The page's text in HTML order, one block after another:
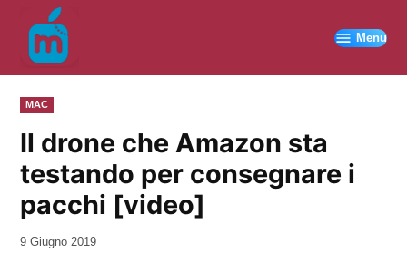
contenuto
Menu
PUBBLICATO
IN
MAC
Il drone che Amazon sta
testando per consegnare i
pacchi [video]
da
9 Giugno 2019